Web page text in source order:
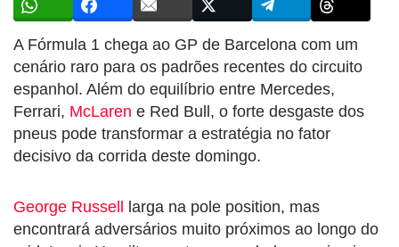
A Fórmula 1 chega ao GP de Barcelona com um
cenário raro para os padrões recentes do circuito
espanhol. Além do equilíbrio entre Mercedes,
Ferrari, McLaren e Red Bull, o forte desgaste dos
pneus pode transformar a estratégia no fator
decisivo da corrida deste domingo.
George Russell larga na pole position, mas
encontrará adversários muito próximos ao longo do